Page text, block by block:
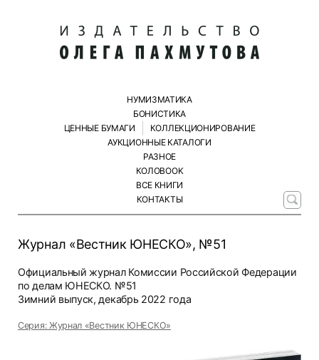
НУМИЗМАТИКА
БОНИСТИКА
ЦЕННЫЕ БУМАГИ
КОЛЛЕКЦИОНИРОВАНИЕ
АУКЦИОННЫЕ КАТАЛОГИ
РАЗНОЕ
КОЛОBOOK
ВСЕ КНИГИ
КОНТАКТЫ
Журнал «Вестник ЮНЕСКО», №51
Официальный журнал Комиссии Российской Федерации
по делам ЮНЕСКО. №51
Зимний выпуск, декабрь 2022 года
Серия: Журнал «Вестник ЮНЕСКО»